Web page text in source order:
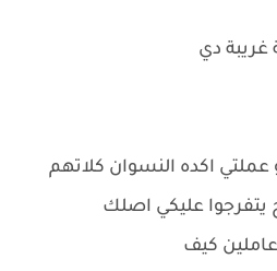
غريبة دي
عملتي اكده النسوان كلاتهم
عليكي اصلك
كيف